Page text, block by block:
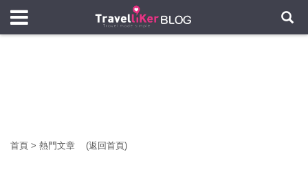
首頁 > 熱門文章 (返回首頁)